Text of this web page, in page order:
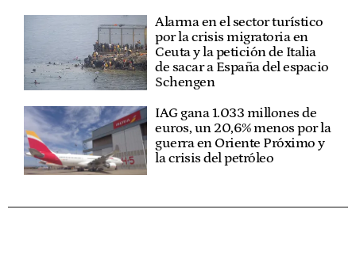
Alarma en el sector turístico
por la crisis migratoria en
Ceuta y la petición de Italia
de sacar a España del espacio
Schengen
IAG gana 1.033 millones de
euros, un 20,6% menos por la
guerra en Oriente Próximo y
la crisis del petróleo